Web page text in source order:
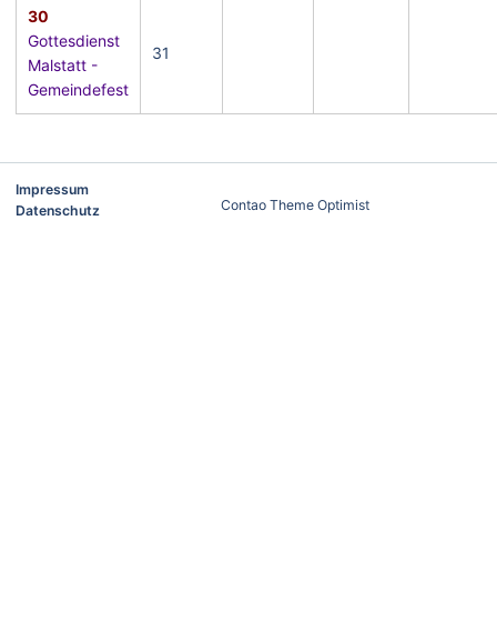
30
Gottesdienst
Malstatt -
Gemeindefest
31
Impressum
Datenschutz
Contao Theme Optimist